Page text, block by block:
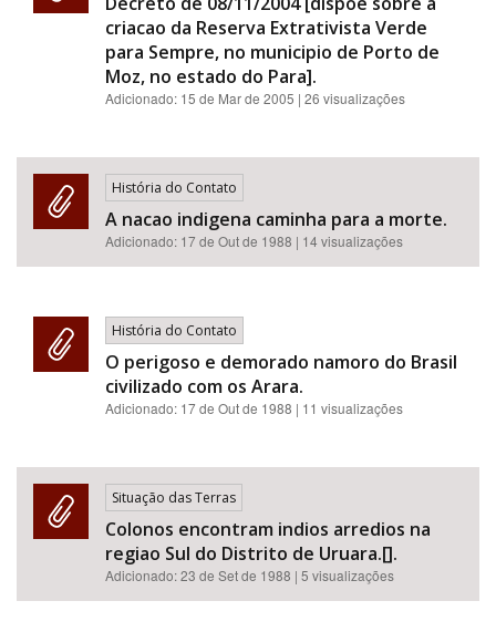
criacao da Reserva Extrativista Verde
para Sempre, no municipio de Porto de
Moz, no estado do Para].
Adicionado: 15 de Mar de 2005 | 26 visualizações
História do Contato
A nacao indigena caminha para a morte.
Adicionado: 17 de Out de 1988 | 14 visualizações
História do Contato
O perigoso e demorado namoro do Brasil
civilizado com os Arara.
Adicionado: 17 de Out de 1988 | 11 visualizações
Situação das Terras
Colonos encontram indios arredios na
regiao Sul do Distrito de Uruara.[].
Adicionado:23 de Set de 1988 | 5 visualizações